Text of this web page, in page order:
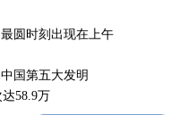
圆时刻出现在上午
国第五大发明
58.9万